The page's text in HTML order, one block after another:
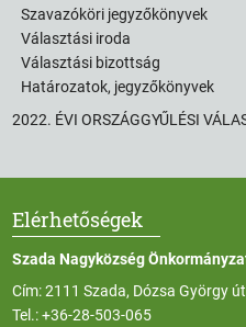
Szavazóköri jegyzőkönyvek
Választási iroda
Választási bizottság
Határozatok, jegyzőkönyvek
2022. ÉVI ORSZÁGGYŰLÉSI
Elérhetőségek
Szada Nagyközség
Cím: 2111 Szada, Dózsa György
Tel.:+36-28-503-065